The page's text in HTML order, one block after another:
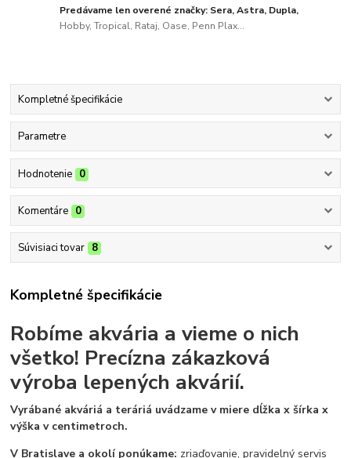
Predávame len overené značky: Sera, Astra, Dupla,
Hobby, Tropical, Rataj, Oase, Penn Plax...
Kompletné špecifikácie
Parametre
Hodnotenie 0
Komentáre 0
Súvisiaci tovar 8
Kompletné špecifikácie
Robíme akvária a vieme o nich
všetko! Precízna zákazková
výroba lepených akvárií.
Vyrábané akváriá a teráriá uvádzame v miere dĺžka x šírka x
výška v centimetroch.
V Bratislave a okolí ponúkame: zriaďovanie, pravidelný servis